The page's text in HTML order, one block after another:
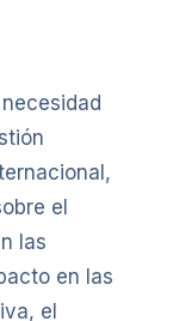
el
las
en las
el